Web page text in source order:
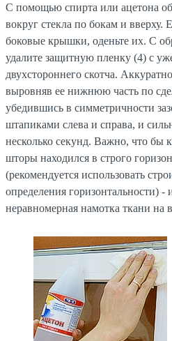
С помощью спирта или ацетона
вокруг стекла по бокам и вверху.
боковые крышки, оденьте их. С
удалите защитную пленку (4) с
двухстороннего скотча.
выровняв ее нижнюю часть по
убедившись в симметричности
штапиками слева и справа, и
несколько секунд. Важно, что бы
шторы находился в строго
(рекомендуется использовать
определения горизонтальности) -
неравномерная намотка ткани на